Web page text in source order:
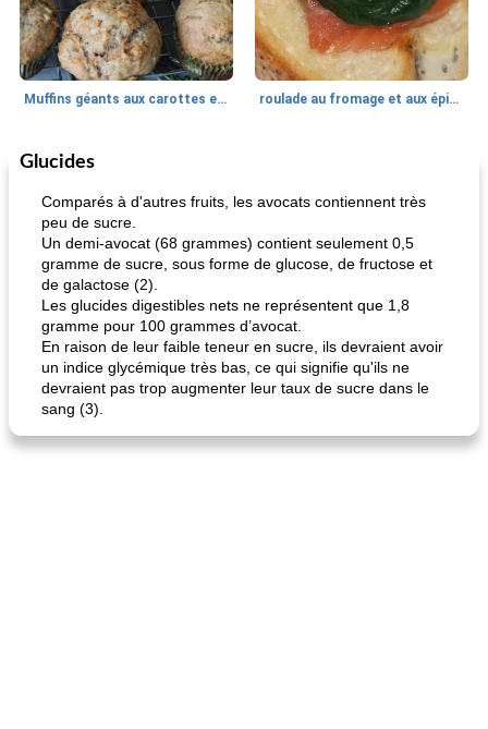
Muffins géants aux carottes et à la banane de Nif roulade au fromage et aux épinards
Marques de confiance: recettes et
fiesta tostadas le méga's jopp joes
Glucides
Comparés à d'autres fruits, les avocats contiennent très
peu de sucre.
Un demi-avocat (68 grammes) contient seulement 0,5
gramme de sucre, sous forme de glucose, de fructose et
de galactose (2).
Les glucides digestibles nets ne représentent que 1,8
gramme pour 100 grammes d’avocat.
En raison de leur faible teneur en sucre, ils devraient avoir
un indice glycémique très bas, ce qui signifie qu'ils ne
devraient pas trop augmenter leur taux de sucre dans le
sang (3).